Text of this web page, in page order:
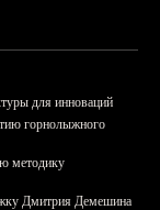
для инноваций
горнолыжного
методику
Дмитрия Демешина